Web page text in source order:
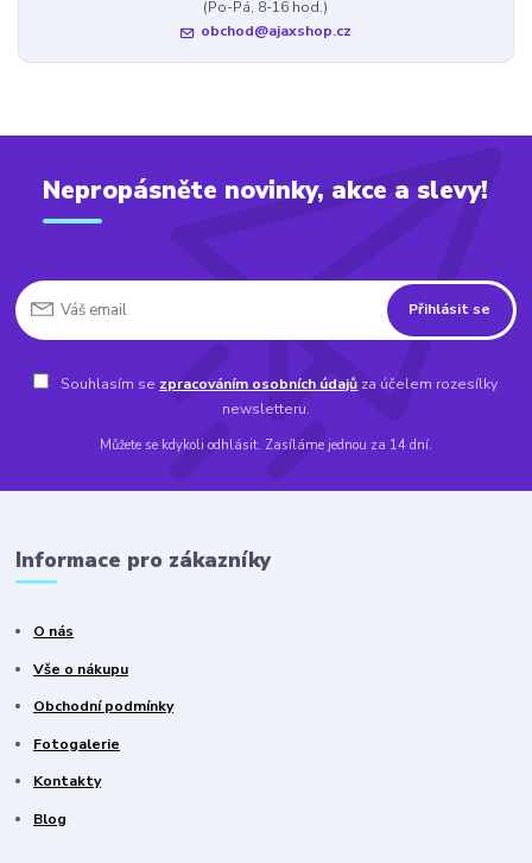
(Po-Pá, 8-16 hod.)
obchod@ajaxshop.cz
Nepropásněte novinky, akce a slevy!
Přihlásit se
Souhlasím se zpracováním osobních údajů za účelem rozesílky
newsletteru.
Můžete se kdykoli odhlásit. Zasíláme jednou za 14 dní.
Informace pro zákazníky
O nás
Vše o nákupu
Obchodní podmínky
Fotogalerie
Kontakty
Blog